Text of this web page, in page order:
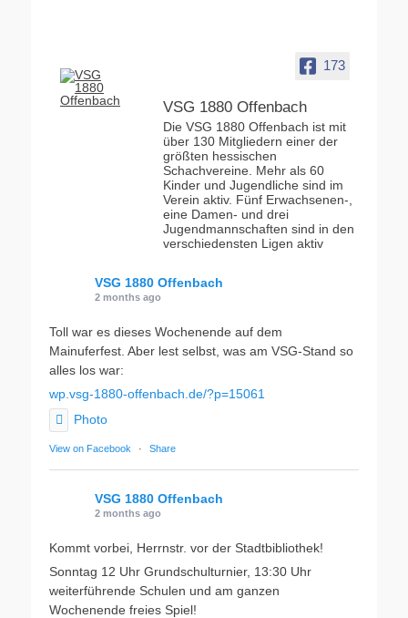
173
VSG 1880 Offenbach
Die VSG 1880 Offenbach ist mit
über 130 Mitgliedern einer der
größten hessischen
Schachvereine. Mehr als 60
Kinder und Jugendliche sind im
Verein aktiv. Fünf Erwachsenen-,
eine Damen- und drei
Jugendmannschaften sind in den
verschiedensten Ligen aktiv
VSG 1880 Offenbach
2 months ago
Toll war es dieses Wochenende auf dem
Mainuferfest. Aber lest selbst, was am VSG-Stand so
alles los war:
wp.vsg-1880-offenbach.de/?p=15061
Photo
View on Facebook · Share
VSG 1880 Offenbach
2 months ago
Kommt vorbei, Herrnstr. vor der Stadtbibliothek!
Sonntag 12 Uhr Grundschulturnier, 13:30 Uhr
weiterführende Schulen und am ganzen
Wochenende freies Spiel!